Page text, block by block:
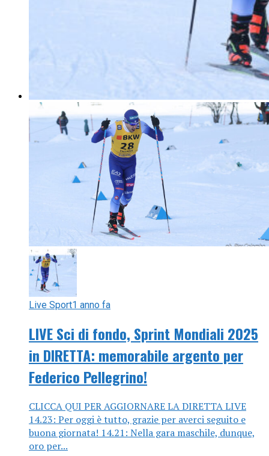
Live Sport1 anno fa
LIVE Sci di fondo, Sprint Mondiali 2025
in DIRETTA: memorabile argento per
Federico Pellegrino!
CLICCA QUI PER AGGIORNARE LA DIRETTA LIVE
14.23: Per oggi è tutto, grazie per averci seguito e
buona giornata! 14.21: Nella gara maschile, dunque,
oro per...